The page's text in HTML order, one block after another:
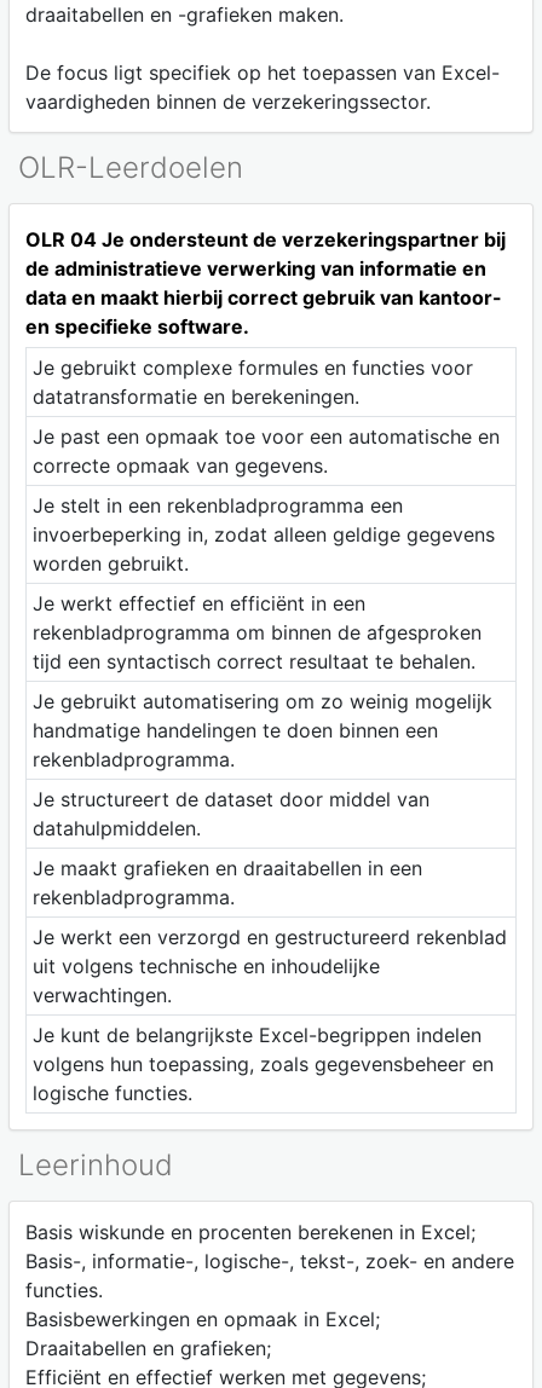
draaitabellen en -grafieken maken.
De focus ligt specifiek op het toepassen van Excel-
vaardigheden binnen de verzekeringssector.
OLR-Leerdoelen
OLR 04 Je ondersteunt de verzekeringspartner bij
de administratieve verwerking van informatie en
data en maakt hierbij correct gebruik van kantoor-
en specifieke software.
Je gebruikt complexe formules en functies voor
datatransformatie en berekeningen.
Je past een opmaak toe voor een automatische en
correcte opmaak van gegevens.
Je stelt in een rekenbladprogramma een
invoerbeperking in, zodat alleen geldige gegevens
worden gebruikt.
Je werkt effectief en efficiënt in een
rekenbladprogramma om binnen de afgesproken
tijd een syntactisch correct resultaat te behalen.
Je gebruikt automatisering om zo weinig mogelijk
handmatige handelingen te doen binnen een
rekenbladprogramma.
Je structureert de dataset door middel van
datahulpmiddelen.
Je maakt grafieken en draaitabellen in een
rekenbladprogramma.
Je werkt een verzorgd en gestructureerd rekenblad
uit volgens technische en inhoudelijke
verwachtingen.
Je kunt de belangrijkste Excel-begrippen indelen
volgens hun toepassing, zoals gegevensbeheer en
logische functies.
Leerinhoud
Basis wiskunde en procenten berekenen in Excel;
Basis-, informatie-, logische-, tekst-, zoek- en andere
functies.
Basisbewerkingen en opmaak in Excel;
Draaitabellen en grafieken;
Efficiënt en effectief werken met gegevens;